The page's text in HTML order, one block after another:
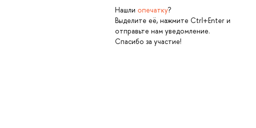
Нашли опечатку?
Выделите её, нажмите Ctrl+Enter и
отправьте нам уведомление.
Спасибо за участие!